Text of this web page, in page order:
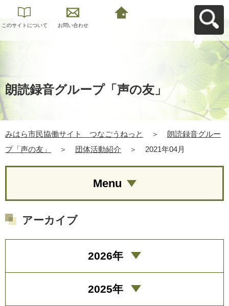
このサイトについて お問い合わせ
朗読録音グループ「声の友」
みはら市民協働サイト つなごうねっと ＞
朗読録音グルー
プ「声の友」
＞ 団体活動紹介 ＞ 2021年04月
Menu
アーカイブ
2026年
2025年